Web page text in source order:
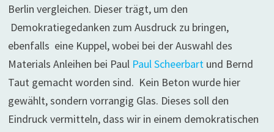
Berlin vergleichen. Dieser trägt, um den
Demokratiegedanken zum Ausdruck zu bringen,
ebenfalls eine Kuppel, wobei bei der Auswahl des
Materials Anleihen bei Paul Paul Scheerbartund Bernd
Taut gemacht worden sind. Kein Beton wurde hier
gewählt, sondern vorrangig Glas. Dieses soll den
Eindruck vermitteln, dass wir in einem demokratischen